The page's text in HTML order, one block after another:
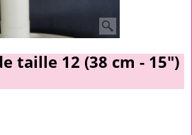
taille 12 (38 cm - 15")